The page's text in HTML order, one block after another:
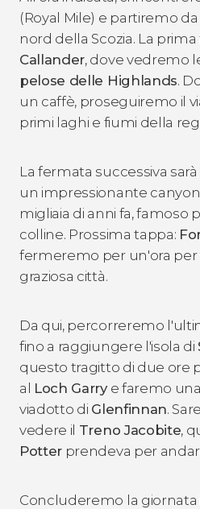
(Royal Mile) e partiremo da
nord della Scozia. La
Callander, dove vedremo
pelose delle Highlands.
un caffè, proseguiremo il
primi laghi e fiumi della
La fermata successiva
un impressionante
migliaia di anni fa, famoso
colline. Prossima tappa:
fermeremo per un'ora per
graziosa città.
Da qui, percorreremo
fino a raggiungere l'isola di
questo tragitto di due ore
al Loch Garrye faremo una
viadotto di Glenfinnan.
vedere il Treno Jacobite,
Potter prendeva per
Concluderemo la giornata